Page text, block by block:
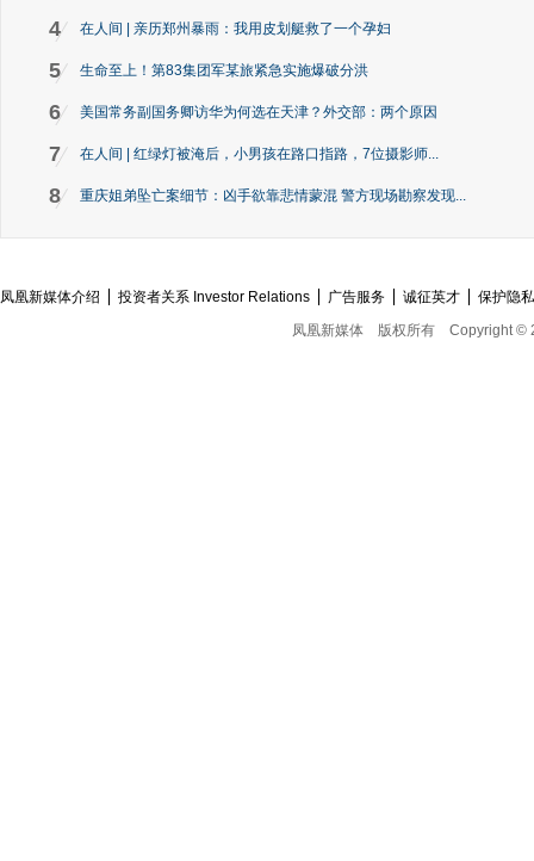
4 在人间 | 亲历郑州暴雨：我用皮划艇救了一个孕妇
5 生命至上！第83集团军某旅紧急实施爆破分洪
6 美国常务副国务卿访华为何选在天津？外交部：两个原因
7 在人间 | 红绿灯被淹后，小男孩在路口指路，7位摄影师...
8 重庆姐弟坠亡案细节：凶手欲靠悲情蒙混 警方现场勘察发现...
凤凰新媒体介绍 投资者关系 Investor Relations 广告服务 诚征英才
保护隐
凤凰新媒体
版权所有 Copyright ©